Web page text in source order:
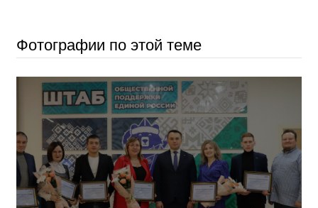
Фотографии по этой теме